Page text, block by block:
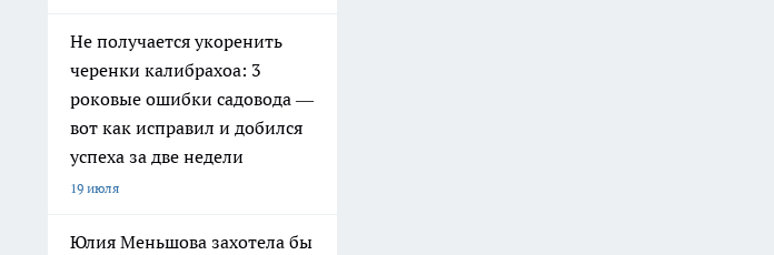
Не получается укоренить
черенки калибрахоа: 3
роковые ошибки садовода —
вот как исправил и добился
успеха за две недели
19 июля
Юлия Меньшова захотела бы